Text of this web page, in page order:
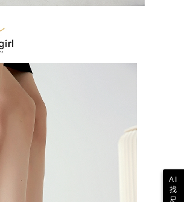
AI
找
尺